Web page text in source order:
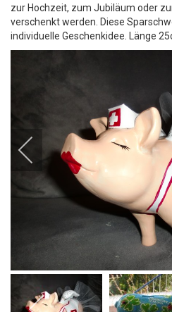
zur Hochzeit, zum Jubiläum oder
verschenkt werden. Diese
individuelle Geschenkidee. Länge